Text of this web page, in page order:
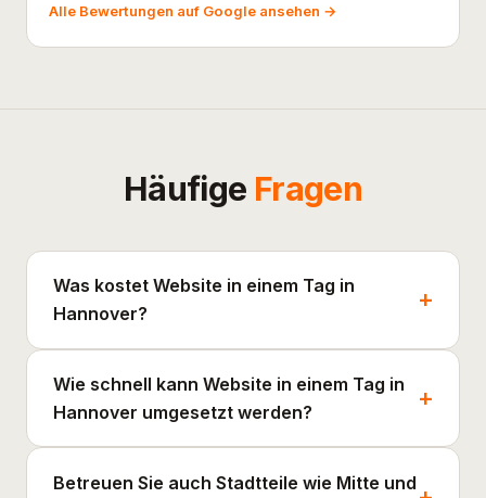
Alle Bewertungen auf Google ansehen →
Häufige Fragen
Was kostet Website in einem Tag in
Hannover?
Wie schnell kann Website in einem Tag in
Hannover umgesetzt werden?
Betreuen Sie auch Stadtteile wie Mitte und